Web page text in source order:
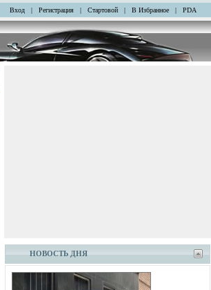
Вход | Регистрация | Стартовой | В Избранное | PDA
НОВОСТЬ ДНЯ